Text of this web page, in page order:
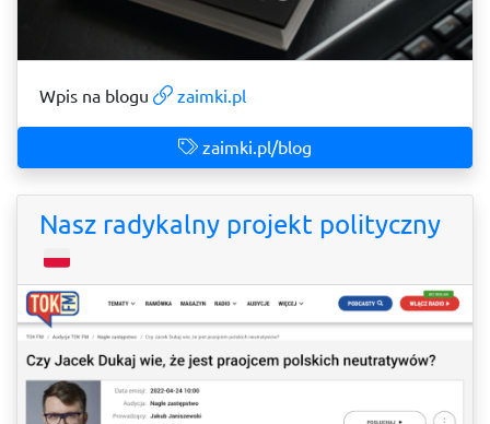
Wpis na blogu zaimki.pl
zaimki.pl/blog
Nasz radykalny projekt polityczny